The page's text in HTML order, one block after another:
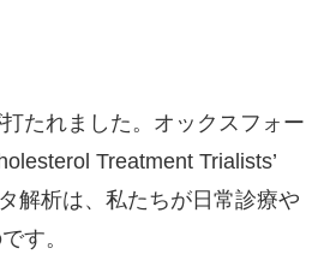
たれました。オックスフォー
Treatment Trialists’
解析は、私たちが日常診療や
す。